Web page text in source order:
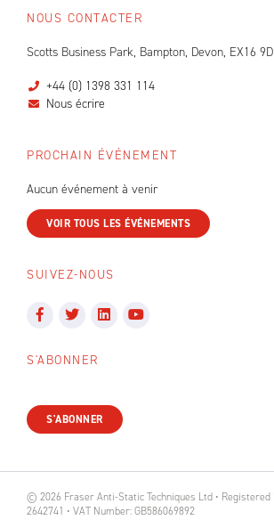
NOUS CONTACTER
Scotts Business Park, Bampton, Devon, EX16
+44 (0) 1398 331 114
Nous écrire
PROCHAIN ÉVÉNEMENT
Aucun événement à venir
VOIR TOUS LES ÉVÉNEMENTS
SUIVEZ-NOUS
S'ABONNER
S'ABONNER
© 2026 Fraser Anti-Static Techniques Ltd • Registered
2642741 • VAT Number: GB586069892